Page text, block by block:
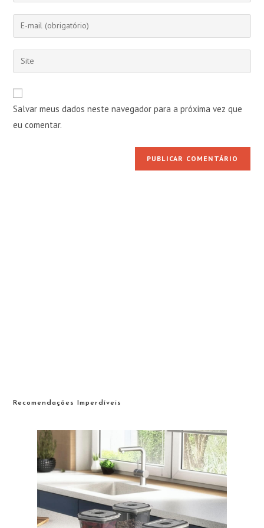
nome
ou
de
usuário
para
comentar
Digite
seu
endereço
de
para
comentar
Digite
o
do
seu
site
Salvar meus dados neste navegador para a próxima vez que
eu comentar.
Recomendações Imperdíveis